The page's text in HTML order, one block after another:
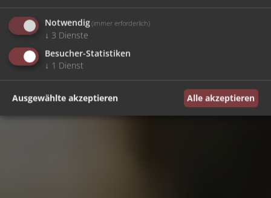
Notwendig(immer erforderlich)
↓ 3 Dienste
Besucher-Statistiken
↓ 1 Dienst
Ausgewählte akzeptieren Alle akzeptieren